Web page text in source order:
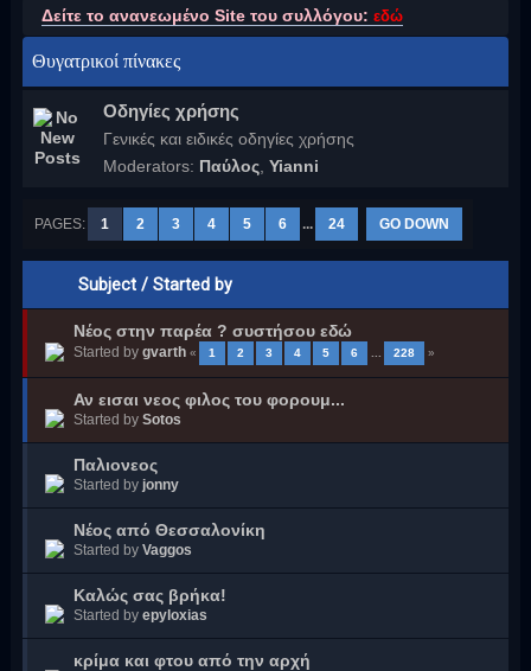
Δείτε το ανανεωμένο Site του συλλόγου: εδώ
Θυγατρικοί πίνακες
Οδηγίες χρήσης
Γενικές και ειδικές οδηγίες χρήσης
Moderators: Παύλος ,Yianni
PAGES: 1 2 3 4 5 6 ... 24 GO DOWN
Subject/ Started by
Νέος στην παρέα ? συστήσου εδώ
Started by gvarth « 1 2 3 4 5 6 228 »
Αν εισαι νεος φιλος του φορουμ...
Started by Sotos
Παλιονεος
Started by jonny
Νέος από Θεσσαλονίκη
Started by Vaggos
Καλώς σας βρήκα!
Started by epyloxias
κρίμα και φτου από την αρχή